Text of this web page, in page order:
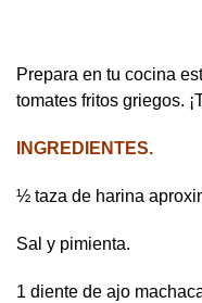
Prepara en tu cocina
tomates fritos griegos.
INGREDIENTES.
½ taza de harina
Sal y pimienta.
1 diente de ajo